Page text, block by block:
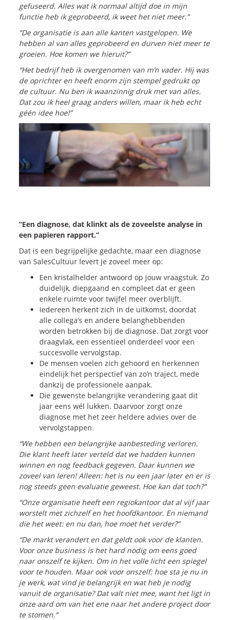
Commerciële diagnoses
(Sales)Cultuurtransformaties
Diagnose winnende
EenwinnendeTender
Gripop jeToekomst
LeiderschapbijTransformatie
ProgrammaManagement
inSales
DevelopmentProgramma
SalesCultuurAssessment
Persoonlijkheidsprofielen
Blogs
Vlogs
Cases
Neem Contact op
Contact
Inschrijven SalesCultuur-nieuws
gefuseerd. Alles wat ik normaal altijd doe in mijn
functie heb ik geprobeerd, ik weet het niet meer.”
“De organisatie is aan alle kanten vastgelopen. We
hebben al van alles geprobeerd en durven niet meer te
groeien. Hoe komen we hieruit?”
“Het bedrijf heb ik overgenomen van m’n vader. Hij was
de oprichter en heeft enorm zijn stempel gedrukt op
de cultuur. Nu ben ik waanzinnig druk met van alles.
Dat zou ik heel graag anders willen, maar ik heb echt
géén idee hoe!”
“Een diagnose, dat klinkt als de zoveelste analyse in
een papieren rapport.”
Dat is een begrijpelijke gedachte, maar een diagnose
van SalesCultuur levert je zoveel meer op:
Een kristalhelder antwoord op jouw vraagstuk. Zo
duidelijk, diepgaand en compleet dat er geen
enkele ruimte voor twijfel meer overblijft.
Iedereen herkent zich in de uitkomst, doordat
alle collega’s en andere belanghebbenden
worden betrokken bij de diagnose. Dat zorgt voor
draagvlak, een essentieel onderdeel voor een
succesvolle vervolgstap.
De mensen voelen zich gehoord en herkennen
eindelijk het perspectief van zo’n traject, mede
dankzij de professionele aanpak.
Die gewenste belangrijke verandering gaat dit
jaar eens wél lukken. Daarvoor zorgt onze
diagnose met het zeer heldere advies over de
vervolgstappen.
“We hebben een belangrijke aanbesteding verloren.
Die klant heeft later verteld dat we hadden kunnen
winnen en nog feedback gegeven. Daar kunnen we
zoveel van leren! Alleen: het is nu een jaar later en er is
nog steeds geen evaluatie geweest. Hoe kan dat toch?”
“Onze organisatie heeft een regiokantoor dat al vijf jaar
worstelt met zichzelf en het hoofdkantoor. En niemand
die het weet: en nu dan, hoe moet het verder?”
“De markt verandert en dat geldt ook voor de klanten.
Voor onze business is het hard nodig om eens goed
naar onszelf te kijken. Om in het volle licht een spiegel
voor te houden. Maar ook voor onszelf: hoe sta je nu in
je werk, wat vind je belangrijk en wat heb je nodig
vanuit de organisatie? Dat valt niet mee, want het ligt in
onze aard om van het ene naar het andere project door
te stomen.”